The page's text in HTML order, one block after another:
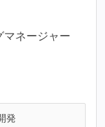
マネージャー
発